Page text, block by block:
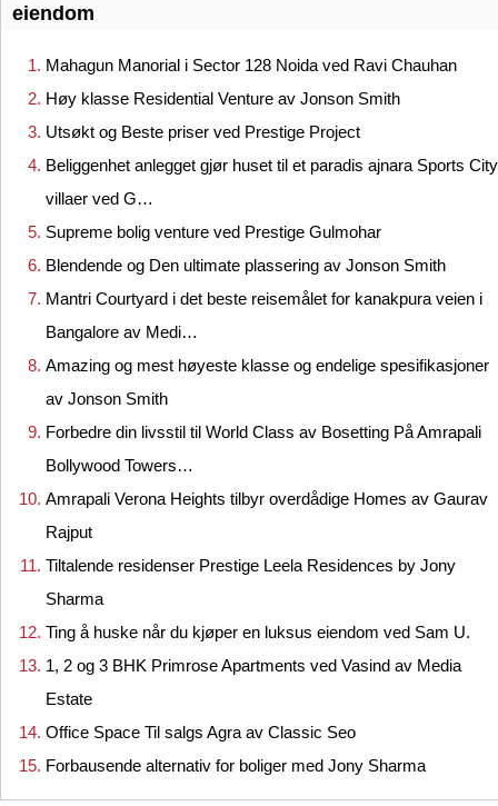
eiendom
Mahagun Manorial i Sector 128 Noida ved Ravi Chauhan
Høy klasse Residential Venture av Jonson Smith
Utsøkt og Beste priser ved Prestige Project
Beliggenhet anlegget gjør huset til et paradis ajnara Sports City
villaer ved G…
Supreme bolig venture ved Prestige Gulmohar
Blendende og Den ultimate plassering av Jonson Smith
Mantri Courtyard i det beste reisemålet for kanakpura veien i
Bangalore av Medi…
Amazing og mest høyeste klasse og endelige spesifikasjoner
av Jonson Smith
Forbedre din livsstil til World Class av Bosetting På Amrapali
Bollywood Towers…
Amrapali Verona Heights tilbyr overdådige Homes av Gaurav
Rajput
Tiltalende residenser Prestige Leela Residences by Jony
Sharma
Ting å huske når du kjøper en luksus eiendom ved Sam U.
1, 2 og 3 BHK Primrose Apartments ved Vasind av Media
Estate
Office Space Til salgs Agra av Classic Seo
Forbausende alternativ for boliger med Jony Sharma